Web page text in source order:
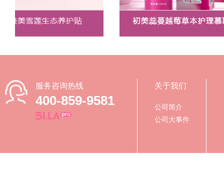
关于我们
公司简介
公司大事件
服务咨询热线
400-859-9581